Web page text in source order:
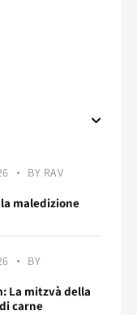
BY RAV
maledizione
BY
La mitzvà della
carne